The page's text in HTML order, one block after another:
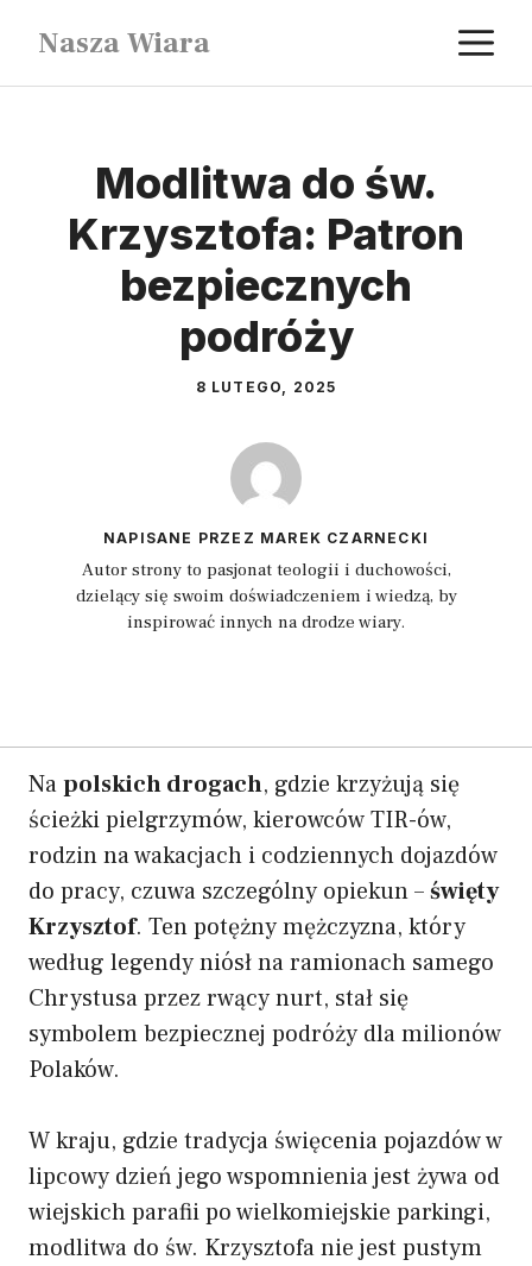
treści
Nasza Wiara
Modlitwa do św.
Krzysztofa: Patron
bezpiecznych
podróży
8 LUTEGO, 2025
NAPISANE PRZEZ MAREK CZARNECKI
Autor strony to pasjonat teologii i duchowości,
dzielący się swoim doświadczeniem i wiedzą, by
inspirować innych na drodze wiary.
Napolskich drogach, gdzie krzyżują się
ścieżki pielgrzymów, kierowców TIR-ów,
rodzin na wakacjach i codziennych dojazdów
do pracy, czuwa szczególny opiekun –święty
Krzysztof. Ten potężny mężczyzna, który
według legendy niósł na ramionach samego
Chrystusa przez rwący nurt, stał się
symbolem bezpiecznej podróży dla milionów
Polaków.
W kraju, gdzie tradycja święcenia pojazdów w
lipcowy dzień jego wspomnienia jest żywa od
wiejskich parafii po wielkomiejskie parkingi,
modlitwa do św. Krzysztofa nie jest pustym